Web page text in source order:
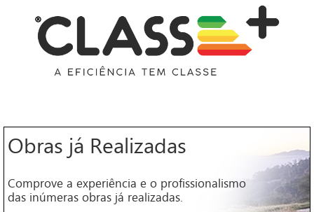
Obras já Realizadas
Comprove a experiência e o profissionalismo
das inúmeras obras já realizadas.